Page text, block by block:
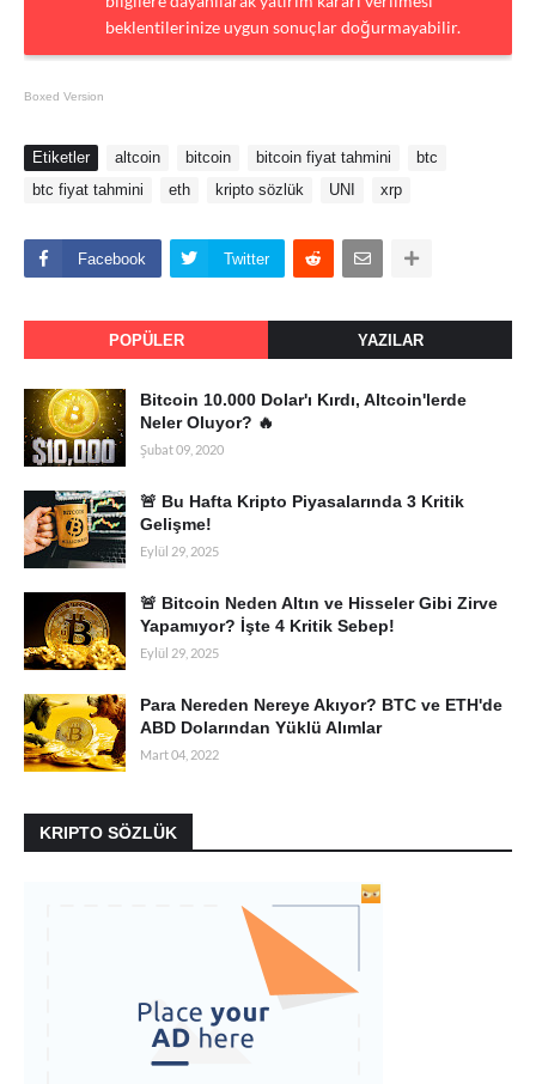
beklentilerinize uygun sonuçlar doğurmayabilir.
Boxed Version
Etiketler altcoin bitcoin bitcoin fiyat tahmini
btc
btc fiyat tahmini
eth kripto sözlük UNI xrp
Facebook Twitter
POPÜLER YAZILAR
Bitcoin 10.000 Dolar'ı Kırdı, Altcoin'lerde
Neler Oluyor? 🔥
Şubat 09, 2020
🚨 Bu Hafta Kripto Piyasalarında 3 Kritik
Gelişme!
Eylül 29, 2025
🚨 Bitcoin Neden Altın ve Hisseler Gibi Zirve
Yapamıyor? İşte 4 Kritik Sebep!
Eylül 29, 2025
Para Nereden Nereye Akıyor? BTC ve ETH'de
ABD Dolarından Yüklü Alımlar
Mart 04, 2022
KRIPTO SÖZLÜK